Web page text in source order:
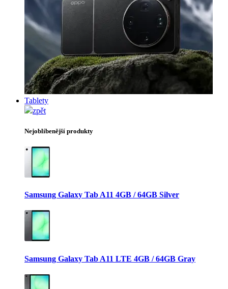
Tablety
zpět
Nejoblíbenější produkty
Samsung Galaxy Tab A11 4GB / 64GB Silver
Samsung Galaxy Tab A11 LTE 4GB / 64GB Gray